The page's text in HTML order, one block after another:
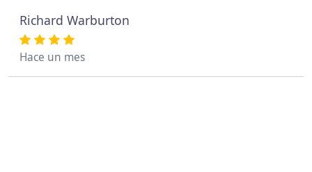
Richard Warburton
Hace un mes